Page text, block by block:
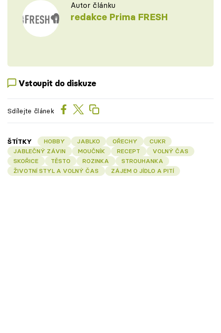
Autor článku
redakce Prima FRESH
Vstoupit do diskuze
Sdílejte článek
ŠTÍTKY HOBBY JABLKO OŘECHY
CUKR
JABLEČNÝ ZÁVIN
MOUČNÍK RECEPT
VOLNÝ ČAS
SKOŘICE
TĚSTO ROZINKA
STROUHANKA
ŽIVOTNÍ STYL A VOLNÝ ČAS
ZÁJEM O JÍDLO A PITÍ